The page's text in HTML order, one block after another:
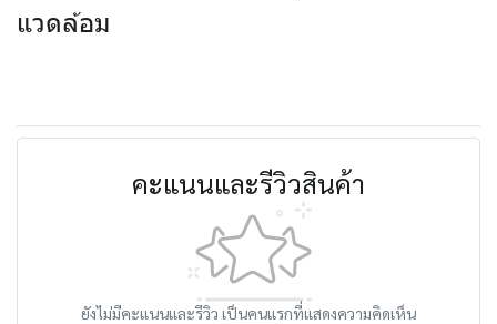
แวดล้อม
คะแนนและรีวิวสินค้า
ยังไม่มีคะแนนและรีวิว เป็นคนแรกที่แสดงความคิดเห็น